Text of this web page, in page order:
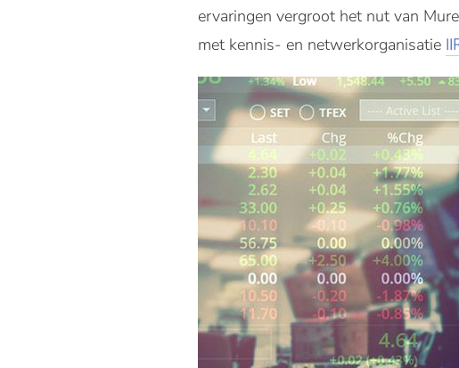
ervaringen vergroot het nut van
met kennis- en netwerkorganisatie